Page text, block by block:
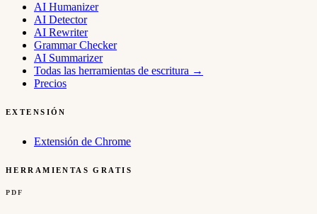
AI Humanizer
AI Detector
AI Rewriter
Grammar Checker
AI Summarizer
Todas las herramientas de escritura →
Precios
EXTENSIÓN
Extensión de Chrome
HERRAMIENTAS GRATIS
PDF